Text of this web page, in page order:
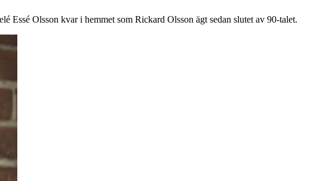
Essé Olsson kvar i hemmet som Rickard Olsson ägt sedan slutet av 90-talet.